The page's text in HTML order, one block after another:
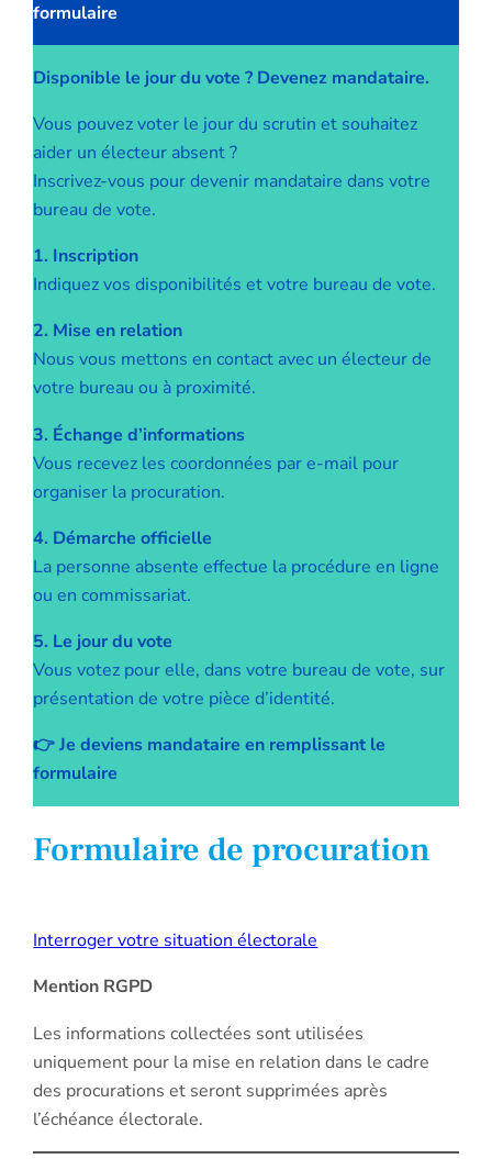
formulaire
Disponible le jour du vote ? Devenez mandataire.
Vous pouvez voter le jour du scrutin et souhaitez
aider un électeur absent ?
Inscrivez-vous pour devenir mandataire dans votre
bureau de vote.
1. Inscription
Indiquez vos disponibilités et votre bureau de vote.
2. Mise en relation
Nous vous mettons en contact avec un électeur de
votre bureau ou à proximité.
3. Échange d’informations
Vous recevez les coordonnées par e-mail pour
organiser la procuration.
4. Démarche officielle
La personne absente effectue la procédure en ligne
ou en commissariat.
5. Le jour du vote
Vous votez pour elle, dans votre bureau de vote, sur
présentation de votre pièce d’identité.
👉 Je deviens mandataire en remplissant le
formulaire
Formulaire de procuration
Interroger votre situation électorale
Mention RGPD
Les informations collectées sont utilisées
uniquement pour la mise en relation dans le cadre
des procurations et seront supprimées après
l’échéance électorale.